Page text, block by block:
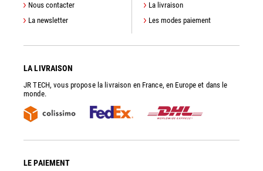
Nous contacter
La newsletter
La livraison
Les modes paiement
LA LIVRAISON
JR TECH, vous propose la livraison en France, en Europe et dans le
monde.
LE PAIEMENT